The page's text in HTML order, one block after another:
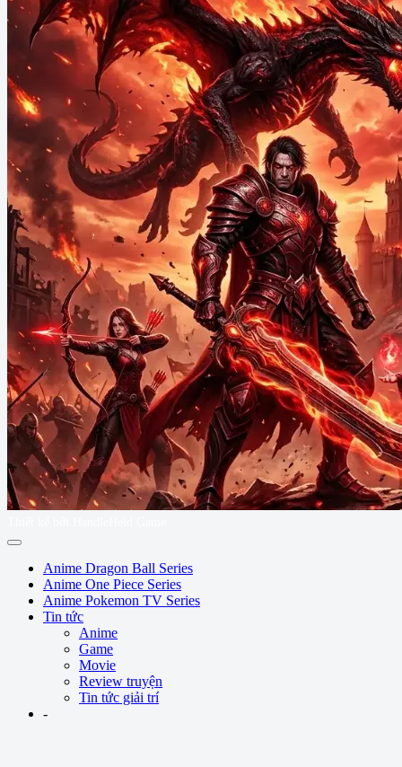
Anime Dragon Ball Series
Anime One Piece Series
Anime Pokemon TV Series
Tin tức
Anime
Game
Movie
Review truyện
Tin tức giải trí
-